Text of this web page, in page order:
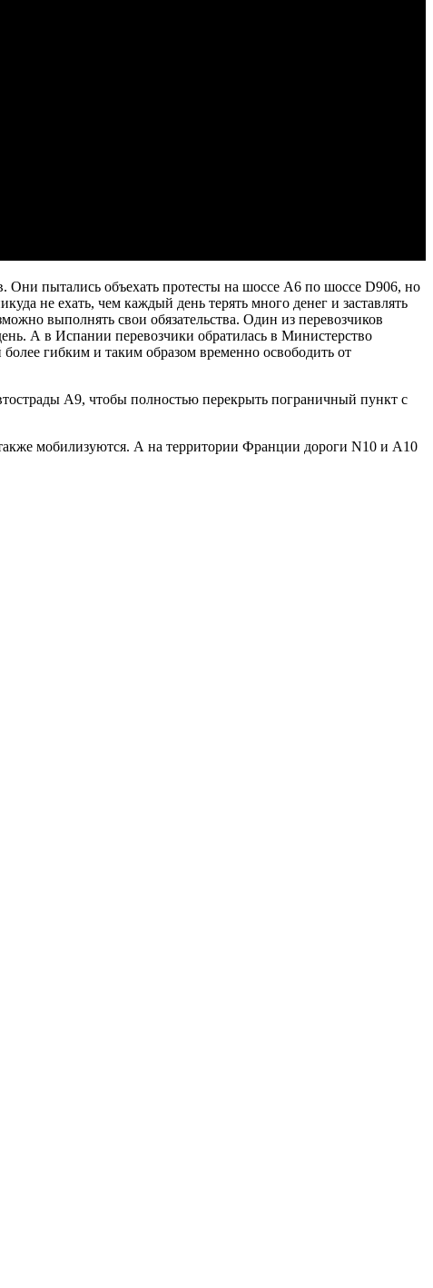
пытались объехать протесты на шоссе A6 по шоссе D906, но
не ехать, чем каждый день терять много денег и заставлять
выполнять свои обязательства. Один из перевозчиков
А в Испании перевозчики обратилась в Министерство
гибким и таким образом временно освободить от
А9, чтобы полностью перекрыть пограничный пункт с
мобилизуются. А на территории Франции дороги N10 и A10